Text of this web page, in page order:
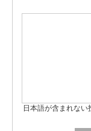
日本語が含まれな